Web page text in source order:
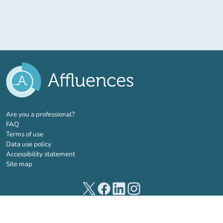
Are you a professional?(new tab)
FAQ
Terms of use
Data use policy
Accessibility statement
Site map
(new tab)(new tab)(new tab)